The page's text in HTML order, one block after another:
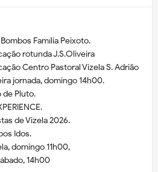
Família Peixoto.
rotunda J.S.Oliveira
Centro Pastoral Vizela S. Adrião
jornada, domingo 14h00.
de Pluto.
de Vizela 2026.
Idos.
domingo 11h00,
14h00